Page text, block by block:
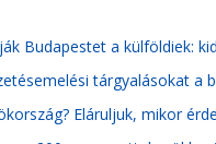
Budapestet a külföldiek:
tárgyalásokat a
Eláruljuk, mikor